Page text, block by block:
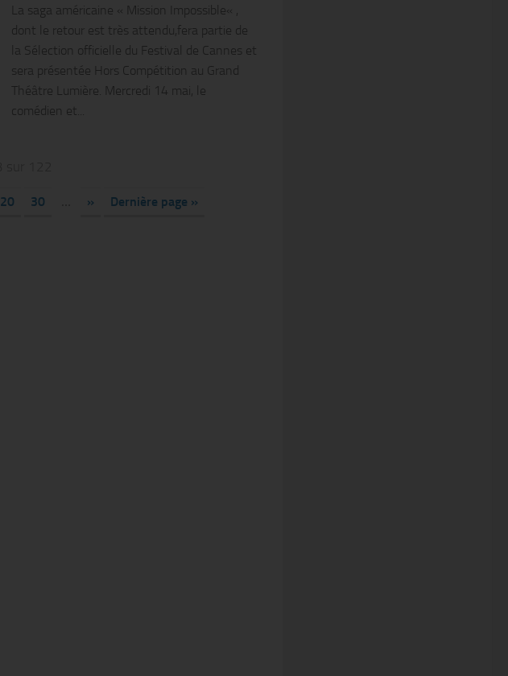
La saga américaine « Mission Impossible« ,
dont le retour est très attendu,fera partie de
la Sélection officielle du Festival de Cannes et
sera présentée Hors Compétition au Grand
Théâtre Lumière. Mercredi 14 mai, le
comédien et...
20 30 » Dernière page »